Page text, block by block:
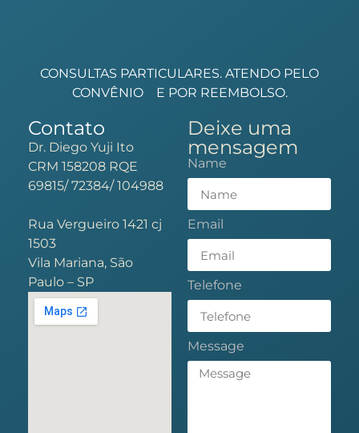
CONSULTAS PARTICULARES. ATENDO PELO
CONVÊNIO
E POR REEMBOLSO.
Contato
Dr. Diego Yuji Ito
CRM 158208 RQE
69815/ 72384/ 104988
Rua Vergueiro 1421 cj
1503
Vila Mariana, São
Paulo – SP
Deixe uma
mensagem
Name
Email
Telefone
Message